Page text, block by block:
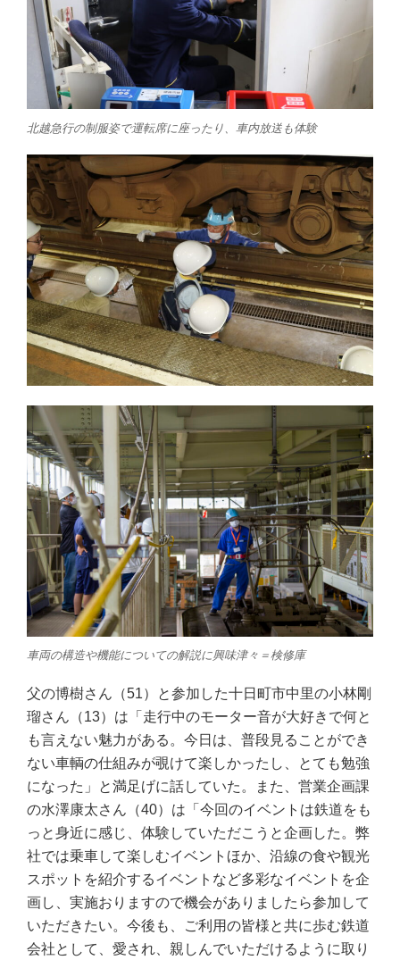
北越急行の制服姿で運転席に座ったり、車内放送も体験
車両の構造や機能についての解説に興味津々＝検修庫
父の博樹さん（51）と参加した十日町市中里の小林剛
瑠さん（13）は「走行中のモーター音が大好きで何と
も言えない魅力がある。今日は、普段見ることができ
ない車輌の仕組みが覗けて楽しかったし、とても勉強
になった」と満足げに話していた。また、営業企画課
の水澤康太さん（40）は「今回のイベントは鉄道をも
っと身近に感じ、体験していただこうと企画した。弊
社では乗車して楽しむイベントほか、沿線の食や観光
スポットを紹介するイベントなど多彩なイベントを企
画し、実施おりますので機会がありましたら参加して
いただきたい。今後も、ご利用の皆様と共に歩む鉄道
会社として、愛され、親しんでいただけるように取り